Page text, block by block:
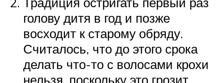
голову дитя в год и позже
восходит к старому обряду.
Считалось, что до этого срока
делать что-то с волосами крохи
нельзя, поскольку это грозит